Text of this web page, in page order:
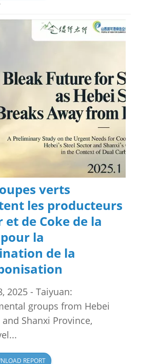
verts
les producteurs
et de Coke de la
la
de la
2025 - Taiyuan:
groups from Hebei
Shanxi Province,
REPORT